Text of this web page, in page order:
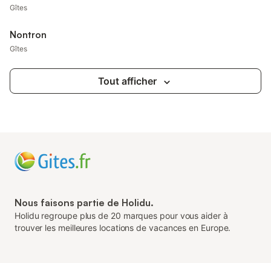
Gîtes
Nontron
Gîtes
Tout afficher
Nous faisons partie de Holidu.
Holidu regroupe plus de 20 marques pour vous aider à
trouver les meilleures locations de vacances en Europe.